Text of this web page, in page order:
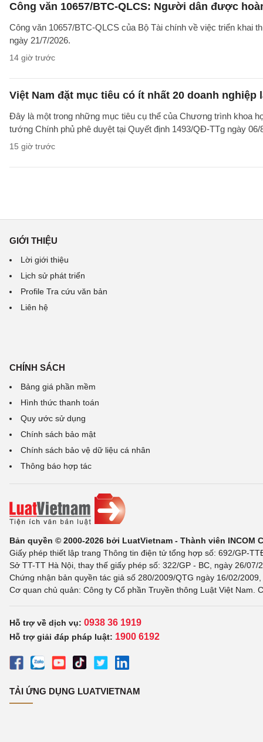
Công văn 10657/BTC-QLCS: Người dân được
Công văn 10657/BTC-QLCS của Bộ Tài chính về việc triển khai
ngày 21/7/2026.
14 giờ trước
Việt Nam đặt mục tiêu có ít nhất 20 doanh
Đây là một trong những mục tiêu cụ thể của Chương trình khoa
tướng Chính phủ phê duyệt tại Quyết định 1493/QĐ-TTg ngày
15 giờ trước
GIỚI THIỆU
Lời giới thiệu
Lịch sử phát triển
Profile Tra cứu văn bản
Liên hệ
CHÍNH SÁCH
Bảng giá phần mềm
Hình thức thanh toán
Quy ước sử dụng
Chính sách bảo mật
Chính sách bảo vệ dữ liệu cá nhân
Thông báo hợp tác
Bản quyền © 2000-2026 bởi LuatVietnam - Thành viên INCOM
Giấy phép thiết lập trang Thông tin điện tử tổng hợp số: 692/GP-
Sở TT-TT Hà Nội, thay thế giấy phép số: 322/GP - BC, ngày 26/
Chứng nhận bản quyền tác giả số 280/2009/QTG ngày 16/02/
Cơ quan chủ quản: Công ty Cổ phần Truyền thông Luật Việt Nam.
Hỗ trợ về dịch vụ: 0938 36 1919
Hỗ trợ giải đáp pháp luật: 1900 6192
TẢI ỨNG DỤNG LUATVIETNAM